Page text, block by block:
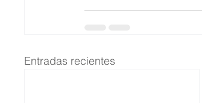
Entradas recientes